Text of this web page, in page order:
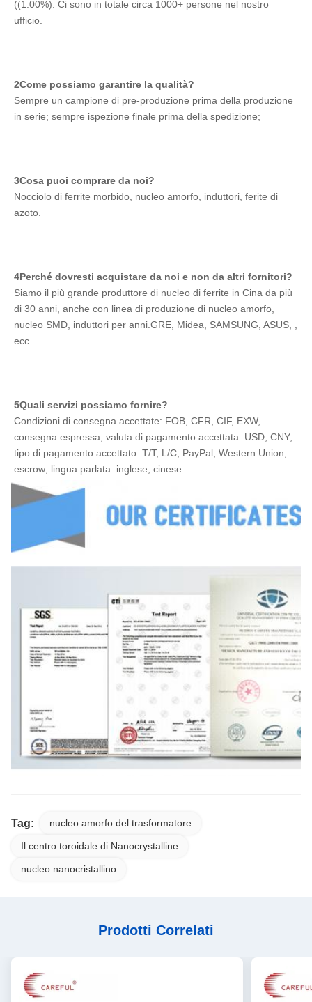
((1.00%). Ci sono in totale circa 1000+ persone nel nostro
ufficio.
2Come possiamo garantire la qualità?
Sempre un campione di pre-produzione prima della produzione
in serie; sempre ispezione finale prima della spedizione;
3Cosa puoi comprare da noi?
Nocciolo di ferrite morbido, nucleo amorfo, induttori, ferite di
azoto.
4Perché dovresti acquistare da noi e non da altri fornitori?
Siamo il più grande produttore di nucleo di ferrite in Cina da più
di 30 anni, anche con linea di produzione di nucleo amorfo,
nucleo SMD, induttori per anni.GRE, Midea, SAMSUNG, ASUS, ,
ecc.
5Quali servizi possiamo fornire?
Condizioni di consegna accettate: FOB, CFR, CIF, EXW,
consegna espressa; valuta di pagamento accettata: USD, CNY;
tipo di pagamento accettato: T/T, L/C, PayPal, Western Union,
escrow; lingua parlata: inglese, cinese
Tag: nucleo amorfo del trasformatore
Il centro toroidale di Nanocrystalline
nucleo nanocristallino
Prodotti Correlati